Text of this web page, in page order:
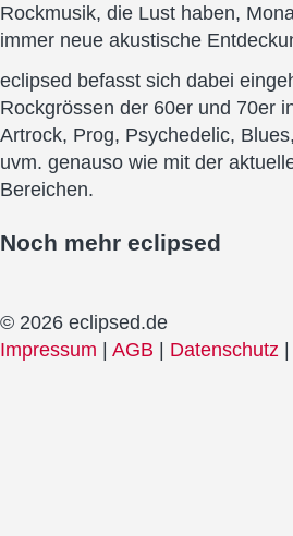
Rockmusik, die Lust haben,
immer neue akustische
eclipsed befasst sich dabei
Rockgrössen der 60er und 70er
Artrock, Prog, Psychedelic,
uvm. genauso wie mit der
Bereichen.
Noch mehr eclipsed
© 2026 eclipsed.de
Impressum
AGB Datenschutz